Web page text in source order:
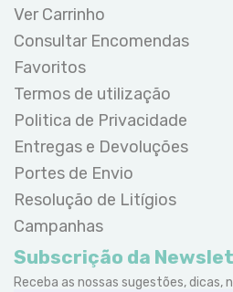
Ver Carrinho
Consultar Encomendas
Favoritos
Termos de utilização
Politica de Privacidade
Entregas e Devoluções
Portes de Envio
Resolução de Litígios
Campanhas
Subscrição da
Receba as nossas sugestões, dicas,